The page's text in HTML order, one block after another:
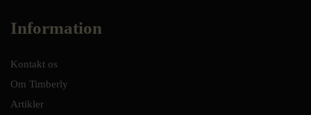
Information
Kontakt os
Om Timberly
Artikler